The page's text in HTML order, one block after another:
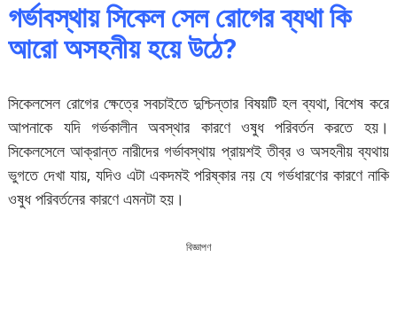
গর্ভাবস্থায় সিকেল সেল রোগের ব্যথা কি
আরো অসহনীয় হয়ে উঠে?
সিকেলসেল রোগের ক্ষেত্রে সবচাইতে দুশ্চিন্তার বিষয়টি হল ব্যথা, বিশেষ করে
আপনাকে যদি গর্ভকালীন অবস্থার কারণে ওষুধ পরিবর্তন করতে হয়।
সিকেলসেলে আক্রান্ত নারীদের গর্ভাবস্থায় প্রায়শই তীব্র ও অসহনীয় ব্যথায়
ভুগতে দেখা যায়, যদিও এটা একদমই পরিষ্কার নয় যে গর্ভধারণের কারণে নাকি
ওষুধ পরিবর্তনের কারণে এমনটা হয়।
বিজ্ঞাপণ